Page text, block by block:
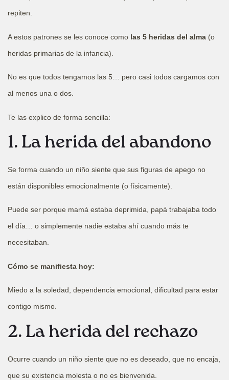
repiten.
A estos patrones se les conoce como las 5 heridas del alma (o
heridas primarias de la infancia).
No es que todos tengamos las 5… pero casi todos cargamos con
al menos una o dos.
Te las explico de forma sencilla:
1. La herida del abandono
Se forma cuando un niño siente que sus figuras de apego no
están disponibles emocionalmente (o físicamente).
Puede ser porque mamá estaba deprimida, papá trabajaba todo
el día… o simplemente nadie estaba ahí cuando más te
necesitaban.
Cómo se manifiesta hoy:
Miedo a la soledad, dependencia emocional, dificultad para estar
contigo mismo.
2. La herida del rechazo
Ocurre cuando un niño siente que no es deseado, que no encaja,
que su existencia molesta o no es bienvenida.